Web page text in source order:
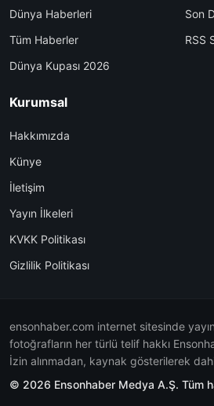
Dünya Haberleri
Tüm Haberler
Dünya Kupası 2026
Son
RSS
Kurumsal
Hakkımızda
Künye
İletişim
Yayın İlkeleri
KVKK Politikası
Gizlilik Politikası
ensonhaber.com internet sitesinde
fotoğrafların her türlü telif hakkı
İzin alınmadan, kaynak gösterilerek
© 2026 Ensonhaber Medya A.Ş. Tüm